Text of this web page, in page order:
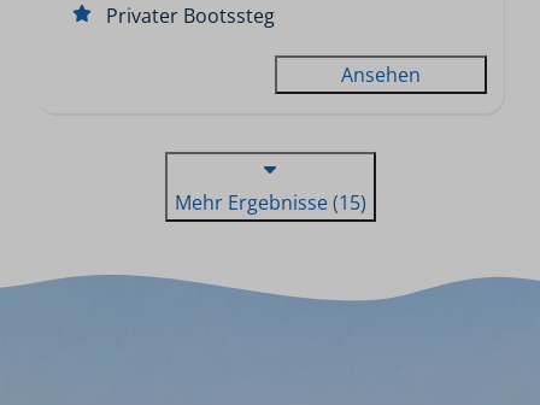
Privater Bootssteg
Ansehen
Mehr Ergebnisse (15)